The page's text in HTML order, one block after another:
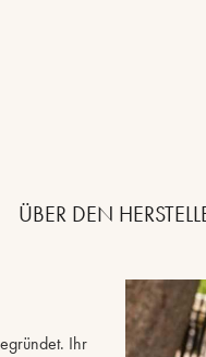
ÜBER DEN
Ihr